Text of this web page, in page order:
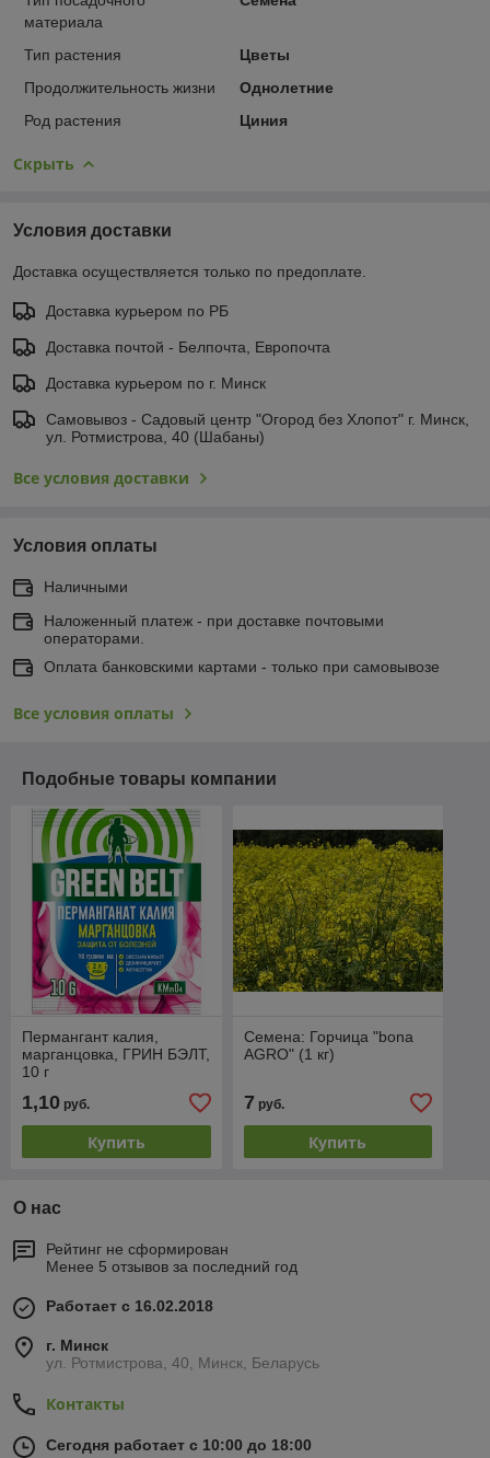
материала
Тип растения
Цветы
Продолжительность жизни
Однолетние
Род растения
Циния
Скрыть
Условия доставки
Доставка осуществляется только по предоплате.
Доставка курьером по РБ
Доставка почтой - Белпочта, Европочта
Доставка курьером по г. Минск
Самовывоз - Садовый центр "Огород без Хлопот" г. Минск,
ул. Ротмистрова, 40 (Шабаны)
Все условия доставки
Условия оплаты
Наличными
Наложенный платеж - при доставке почтовыми
операторами.
Оплата банковскими картами - только при самовывозе
Все условия оплаты
Подобные товары компании
Пермангант калия,
марганцовка, ГРИН БЭЛТ,
10 г
1,10 руб.
Купить
Семена: Горчица "bona
AGRO" (1 кг)
7 руб.
Купить
О нас
Рейтинг не сформирован
Менее 5 отзывов за последний год
Работает с 16.02.2018
г. Минск
ул. Ротмистрова, 40, Минск, Беларусь
Контакты
Сегодня работает с 10:00 до 18:00